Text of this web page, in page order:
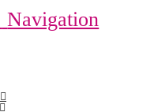
Navigation